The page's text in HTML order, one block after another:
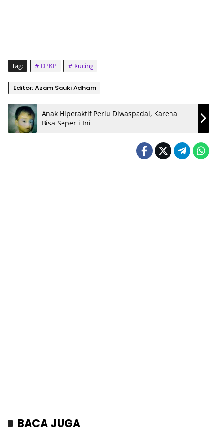
Tag: DPKP Kucing
Editor: Azam Sauki Adham
Anak Hiperaktif Perlu Diwaspadai, Karena
Bisa Seperti Ini
BACA JUGA